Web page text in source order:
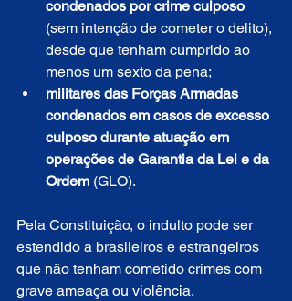
condenados por crime culposo
(sem intenção de cometer o delito),
desde que tenham cumprido ao
menos um sexto da pena;
militares das Forças Armadas
condenados em casos de excesso
culposo durante atuação em
operações de Garantia da Lei e da
Ordem (GLO).
Pela Constituição, o indulto pode ser
estendido a brasileiros e estrangeiros
que não tenham cometido crimes com
grave ameaça ou violência.